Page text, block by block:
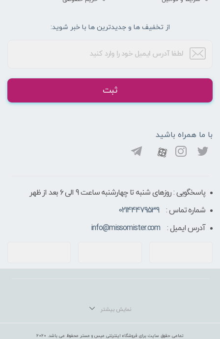
از تخفیف ها و جدیدترین ها با خبر شوید:
ثبت
با ما همراه باشید
پاسخگویی : روزهای شنبه تا چهارشنبه ساعت 9 الی ۶ بعد از ظهر
شماره تماس :
02144479539
آدرس ایمیل :
info@missomister.com
تمامی حقوق سایت برای فروشگاه اینترنتی میس و مستر محفوظ می باشد. 2020